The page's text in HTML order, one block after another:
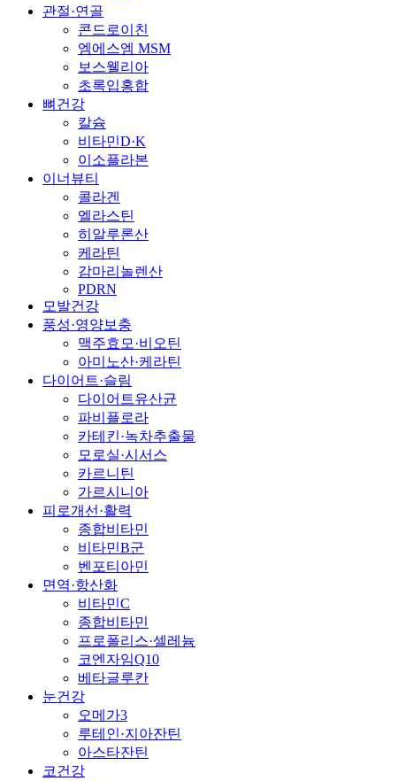
관절·연골
콘드로이친
엠에스엠 MSM
보스웰리아
초록입홍합
뼈건강
칼슘
비타민D·K
이소플라본
이너뷰티
콜라겐
엘라스틴
히알루론산
케라틴
감마리놀렌산
PDRN
모발건강
풍성·영양보충
맥주효모·비오틴
아미노산·케라틴
다이어트·슬림
다이어트유산균
파비플로라
카테킨·녹차추출물
모로실·시서스
카르니틴
가르시니아
피로개선·활력
종합비타민
비타민B군
벤포티아민
면역·항산화
비타민C
종합비타민
프로폴리스·셀레늄
코엔자임Q10
베타글루칸
눈건강
오메가3
루테인·지아잔틴
아스타잔틴
코건강